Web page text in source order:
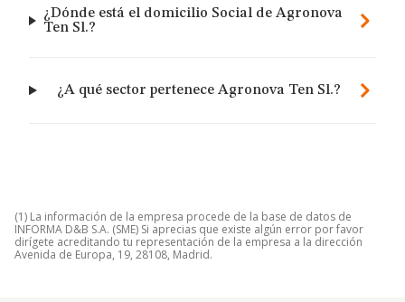
¿Dónde está el domicilio Social de Agronova
Ten Sl.?
¿A qué sector pertenece Agronova Ten Sl.?
(1) La información de la empresa procede de la base de datos de
INFORMA D&B S.A. (SME) Si aprecias que existe algún error por favor
dirígete acreditando tu representación de la empresa a la dirección
Avenida de Europa, 19, 28108, Madrid.